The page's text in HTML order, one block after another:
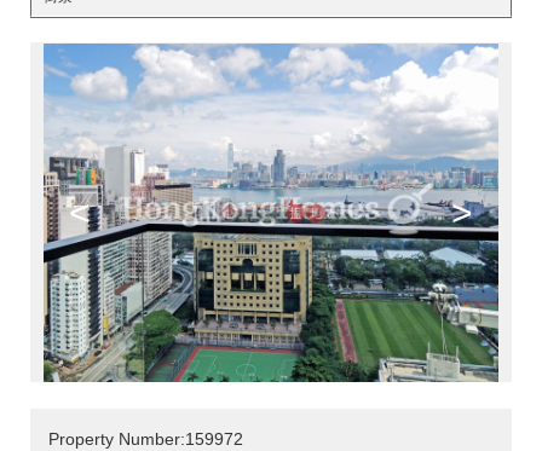
< >
Property Number:159972